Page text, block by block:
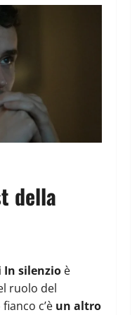
della
In silenzio è
ruolo del
c’è un altro